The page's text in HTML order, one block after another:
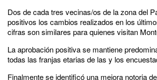
Dos de cada tres vecinas/os de la zona del
positivos los cambios realizados en los
cifras son similares para quienes visitan
La aprobación positiva se mantiene
todas las franjas etarias de las y los
Finalmente se identificó una mejora notoria